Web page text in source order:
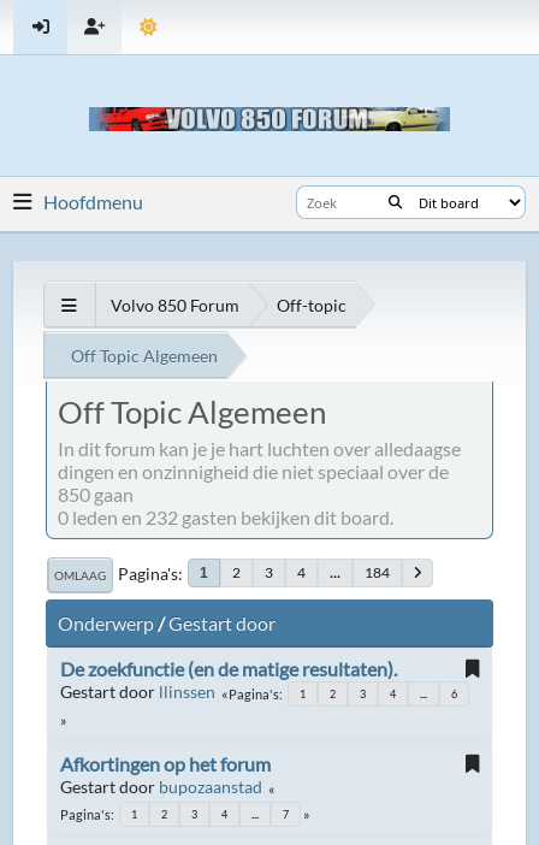
Hoofdmenu
Volvo 850 Forum Off-topic
Off Topic Algemeen
Off Topic Algemeen
In dit forum kan je je hart luchten over alledaagse
dingen en onzinnigheid die niet speciaal over de
850 gaan
0 leden en 232 gasten bekijken dit board.
OMLAAG Pagina's 1 2 3 4 ... 184
Onderwerp/Gestart door
De zoekfunctie (en de matige resultaten).
Gestart door llinssen Pagina's 1 2 3 4 6
Afkortingen op het forum
Gestart door bupozaanstad
Pagina's 1 2 3 4 7